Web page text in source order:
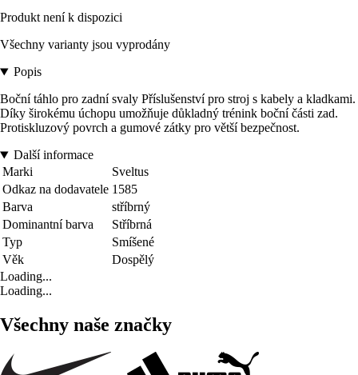
Produkt není k dispozici
Všechny varianty jsou vyprodány
Popis
Boční táhlo pro zadní svaly Příslušenství pro stroj s kabely a kladkami.
Díky širokému úchopu umožňuje důkladný trénink boční části zad.
Protiskluzový povrch a gumové zátky pro větší bezpečnost.
Další informace
Marki
Sveltus
Odkaz na dodavatele 1585
Barva
stříbrný
Dominantní barva
Stříbrná
Typ
Smíšené
Věk
Dospělý
Loading...
Loading...
Všechny naše značky